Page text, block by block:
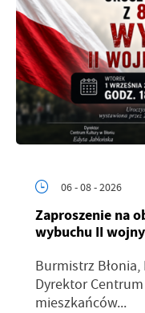
06 - 08 - 2026
Zaproszenie na
wybuchu II
Burmistrz Błonia,
Dyrektor
mieszkańców...